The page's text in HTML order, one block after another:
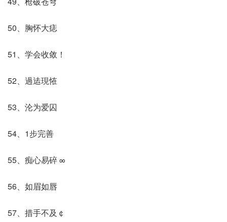
50、胸怀大痣
51、学会收敛！
52、過迲現恠
53、沦为爱囚
54、1步完善
55、痴心易碎 ∞
56、如眉如唇
57、措手不及￠